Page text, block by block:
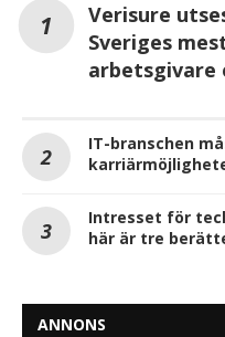
Verisure
Sveriges
arbetsgivare
IT-branschen
Intresset för
här är tre
ANNONS